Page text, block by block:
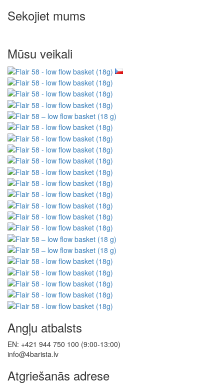
Sekojiet mums
Mūsu veikali
Angļu atbalsts
EN: +421 944 750 100 (9:00-13:00)
info@4barista.lv
Atgriešanās adrese